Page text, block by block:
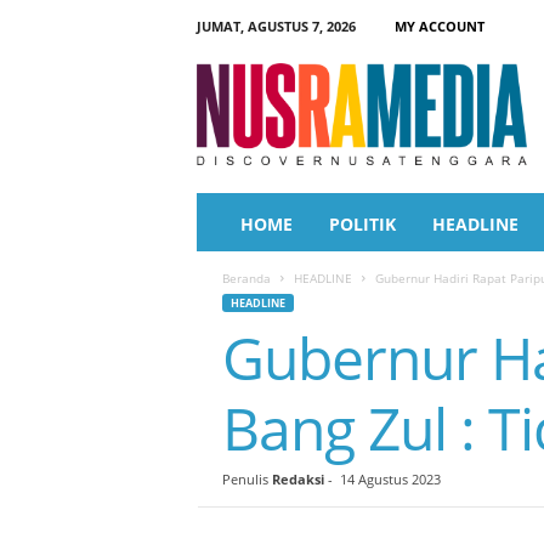
JUMAT, AGUSTUS 7, 2026
MY ACCOUNT
a
HOME POLITIK HEADLINE
Beranda HEADLINE Gubernur Hadiri Rapat
HEADLINE
Gubernur
Bang Zul :
Penulis Redaksi- 14 Agustus 2023